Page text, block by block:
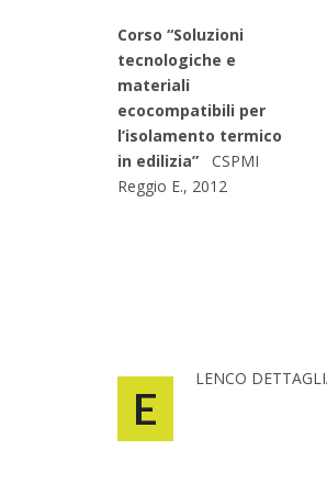
Corso “Soluzioni
tecnologiche e
materiali
ecocompatibili per
l’isolamento termico
in edilizia” CSPMI
Reggio E., 2012
E
LENCO